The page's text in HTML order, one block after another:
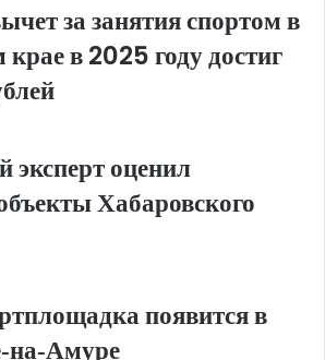
за занятия спортом в
в 2025 году достиг
оценил
Хабаровского
появится в